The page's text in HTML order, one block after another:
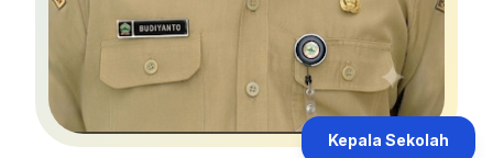
Kepala Sekolah